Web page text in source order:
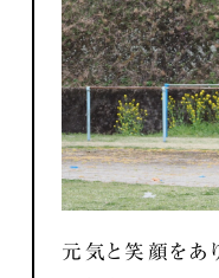
元気と笑顔をあ